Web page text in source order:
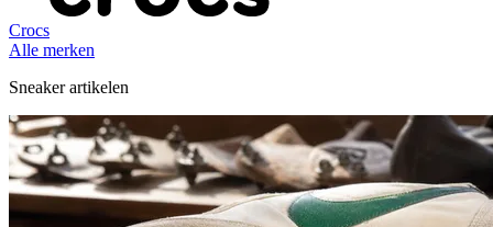
Crocs
Alle merken
Sneaker artikelen